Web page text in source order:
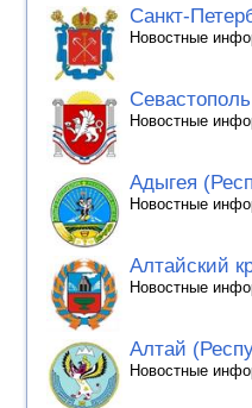
Санкт-
Новостные
Новостные
Адыгея
Новостные
Алтайский
Новостные
Алтай
Новостные